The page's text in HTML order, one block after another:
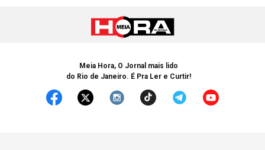
Meia Hora, O Jornal mais lido
do Rio de Janeiro. É Pra Ler e Curtir!